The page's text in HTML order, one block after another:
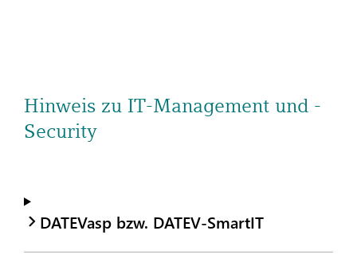
Hinweis zu IT-Management und -
Security
DATEVasp bzw. DATEV-SmartIT